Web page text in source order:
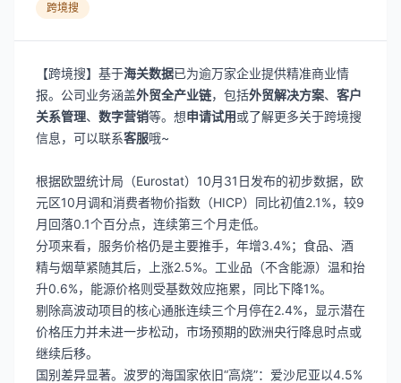
跨境搜
【跨境搜】基于海关数据已为逾万家企业提供精准商业情
报。公司业务涵盖外贸全产业链，包括外贸解决方案、 客户
关系管理、 数字营销等。想申请试用或了解更多关于跨境搜
信息，可以联系客服哦~
根据欧盟统计局（Eurostat）10月31日发布的初步数据，欧
元区10月调和消费者物价指数（HICP）同比初值2.1%，较9
月回落0.1个百分点，连续第三个月走低。
分项来看，服务价格仍是主要推手，年增3.4%；食品、酒
精与烟草紧随其后，上涨2.5%。工业品（不含能源）温和抬
升0.6%，能源价格则受基数效应拖累，同比下降1%。
剔除高波动项目的核心通胀连续三个月停在2.4%，显示潜在
价格压力并未进一步松动，市场预期的欧洲央行降息时点或
继续后移。
国别差异显著。波罗的海国家依旧“高烧”：爱沙尼亚以4.5%